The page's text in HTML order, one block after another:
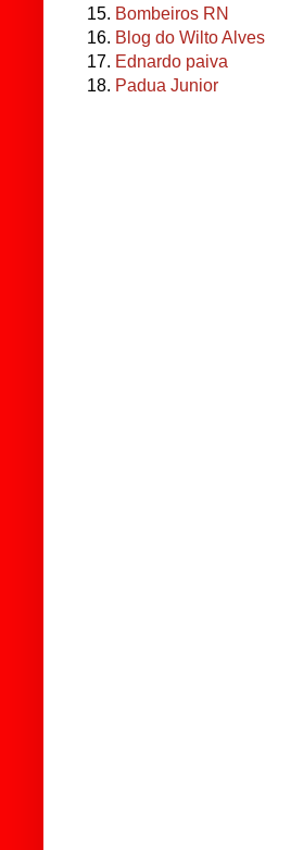
15. Bombeiros RN
16. Blog do Wilto Alves
17. Ednardo paiva
18. Padua Junior